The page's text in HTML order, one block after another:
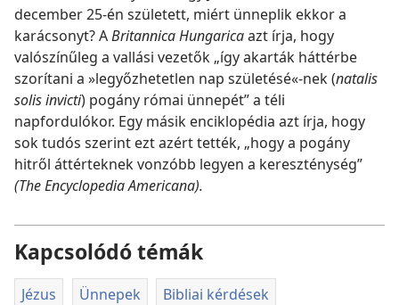
december 25-én született, miért ünneplik ekkor a
karácsonyt? ABritannica Hungaricaazt írja, hogy
valószínűleg a vallási vezetők „így akarták háttérbe
szorítani a »legyőzhetetlen nap születésé«-nek (natalis
solis invicti) pogány római ünnepét” a téli
napfordulókor. Egy másik enciklopédia azt írja, hogy
sok tudós szerint ezt azért tették, „hogy a pogány
hitről áttérteknek vonzóbb legyen a kereszténység”
(The Encyclopedia Americana).
Kapcsolódó témák
Jézus Ünnepek Bibliai kérdések